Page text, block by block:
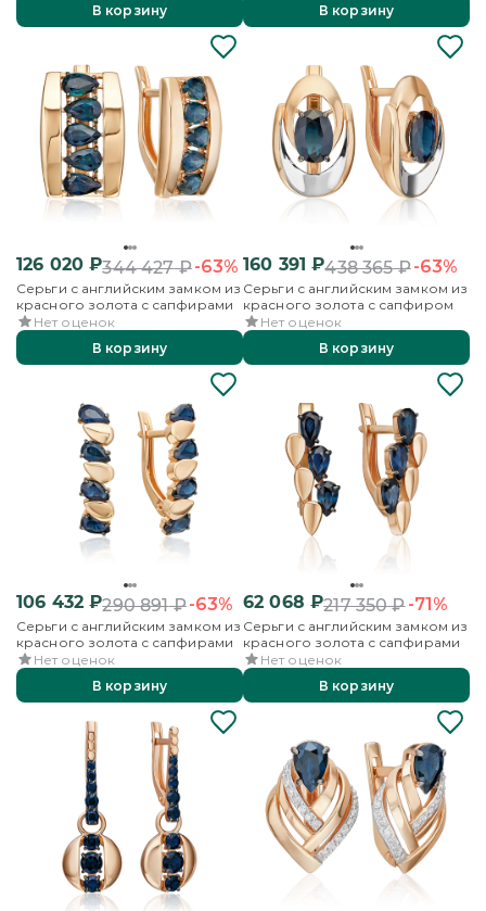
В корзину
В корзину
126 020 ₽344 427₽-63%
Серьги с английским замком из
красного золота с сапфирами
Нет оценок
В корзину
160 391 ₽438 365₽-63%
Серьги с английским замком из
красного золота с сапфиром
Нет оценок
В корзину
106 432 ₽290 891₽-63%
Серьги с английским замком из
красного золота с сапфирами
Нет оценок
В корзину
62 068 ₽217 350₽-71%
Серьги с английским замком из
красного золота с сапфирами
Нет оценок
В корзину